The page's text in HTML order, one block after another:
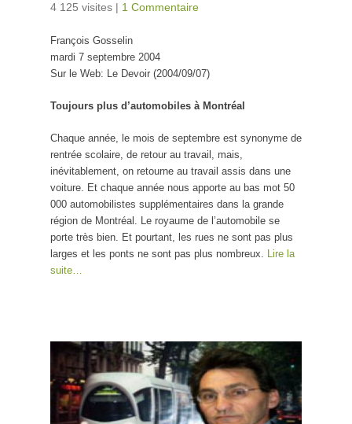
4 125 visites | 1 Commentaire
François Gosselin
mardi 7 septembre 2004
Sur le Web: Le Devoir (2004/09/07)
Toujours plus d’automobiles à Montréal
Chaque année, le mois de septembre est synonyme de
rentrée scolaire, de retour au travail, mais,
inévitablement, on retourne au travail assis dans une
voiture. Et chaque année nous apporte au bas mot 50
000 automobilistes supplémentaires dans la grande
région de Montréal. Le royaume de l’automobile se
porte très bien. Et pourtant, les rues ne sont pas plus
larges et les ponts ne sont pas plus nombreux. Lire la
suite…